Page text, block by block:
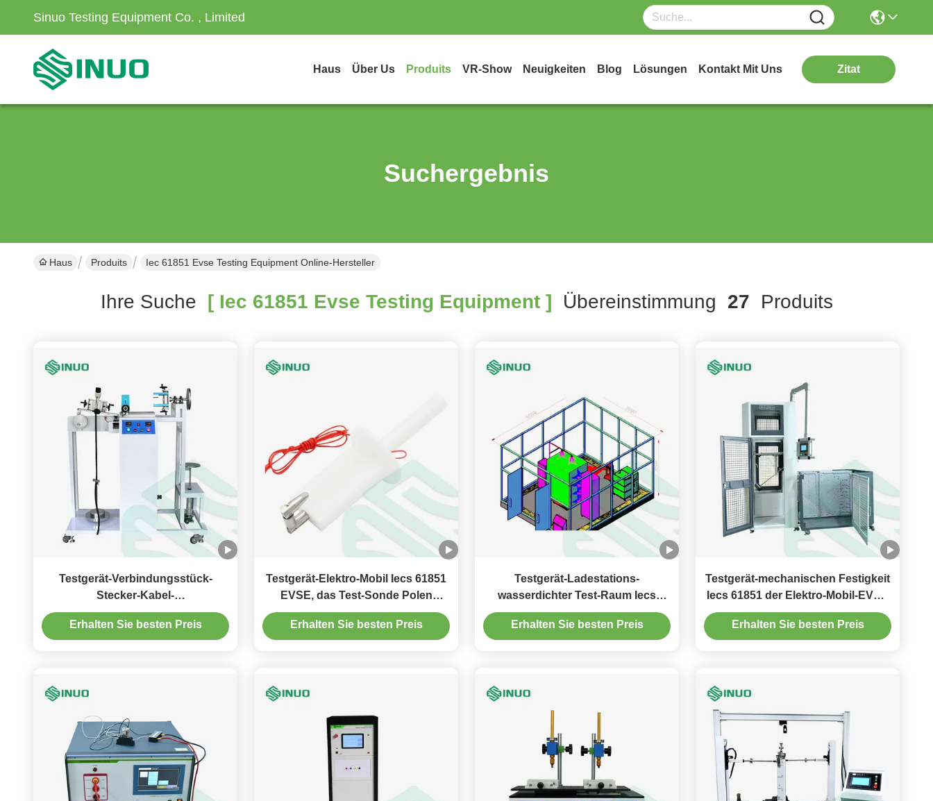
Sinuo Testing Equipment Co. , Limited
Haus Über Us Produits VR-Show Neuigkeiten Blog Lösungen Kontakt Mit Uns Zitat
Suchergebnis
Haus Produits Iec 61851 Evse Testing Equipment Online-Hersteller
Ihre Suche [ Iec 61851 Evse Testing Equipment ] Übereinstimmung 27 Produits
Testgerät-Verbindungsstück-
Stecker-Kabel-
Gummidurchführungsring-Test
Iecs 61851 EVSE
Erhalten Sie besten Preis
Testgerät-Elektro-Mobil Iecs 61851
EVSE, das Test-Sonde Polen
IPXXB auflädt
Erhalten Sie besten Preis
Testgerät-Ladestations-
wasserdichter Test-Raum Iecs
61851 EVSE
Erhalten Sie besten Preis
Testgerät-mechanischen Festigkeit
Iecs 61851 der Elektro-Mobil-EVSE
Auswirkungs-Prüfvorrichtung
Erhalten Sie besten Preis